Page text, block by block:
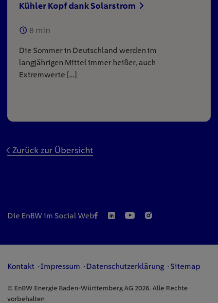
Kühler Kopf dank Solarstrom
8 min
Die Sommer in Deutschland werden im
langjährigen Mittel immer heißer, auch
Extremwerte […]
Zurück zur Übersicht
Die EnBW im Social Web
Kontakt Impressum Datenschutzerklärung Sitemap
© EnBW Energie Baden-Württemberg AG 2026. Alle Rechte
vorbehalten